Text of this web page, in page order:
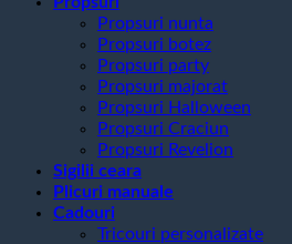
Propsuri nunta
Propsuri botez
Propsuri party
Propsuri majorat
Propsuri Halloween
Propsuri Craciun
Propsuri Revelion
Sigilii ceara
Plicuri manuale
Cadouri
Tricouri personalizate